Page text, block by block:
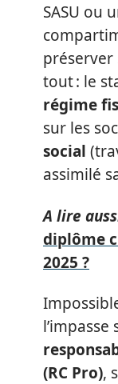
SASU ou
préserver
tout : le
régime
sur les
social
assimilé
A lire
diplôme
2025 ?
l’impasse
(RC Pro),